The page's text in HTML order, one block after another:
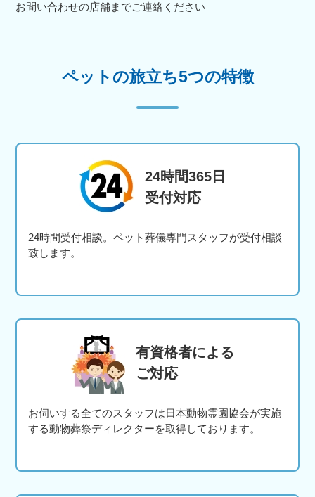
お問い合わせの店舗までご連絡ください
ペットの旅立ち5つの特徴
24時間365日
受付対応
24時間受付相談。ペット葬儀専門スタッフが受付相談
致します。
有資格者による
ご対応
お伺いする全てのスタッフは日本動物霊園協会が実施
する動物葬祭ディレクターを取得しております。